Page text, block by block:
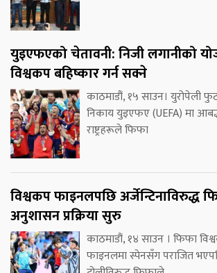
युइएफएको चेतावनी: निजी लगानीको
विश्वकप बहिष्कार गर्न सक्ने
काठमाडौं, १५ साउन। युरोपेली
निकाय युइएफए (UEFA) मा
राष्ट्रहरूले फिफा
विश्वकप फाइनलपछि अर्जेन्टिनाविरुद्ध
अनुशासन प्रक्रिया सुरु
काठमाडौं, १४ साउन । फिफा
फाइनलमा स्पेनसँग पराजित